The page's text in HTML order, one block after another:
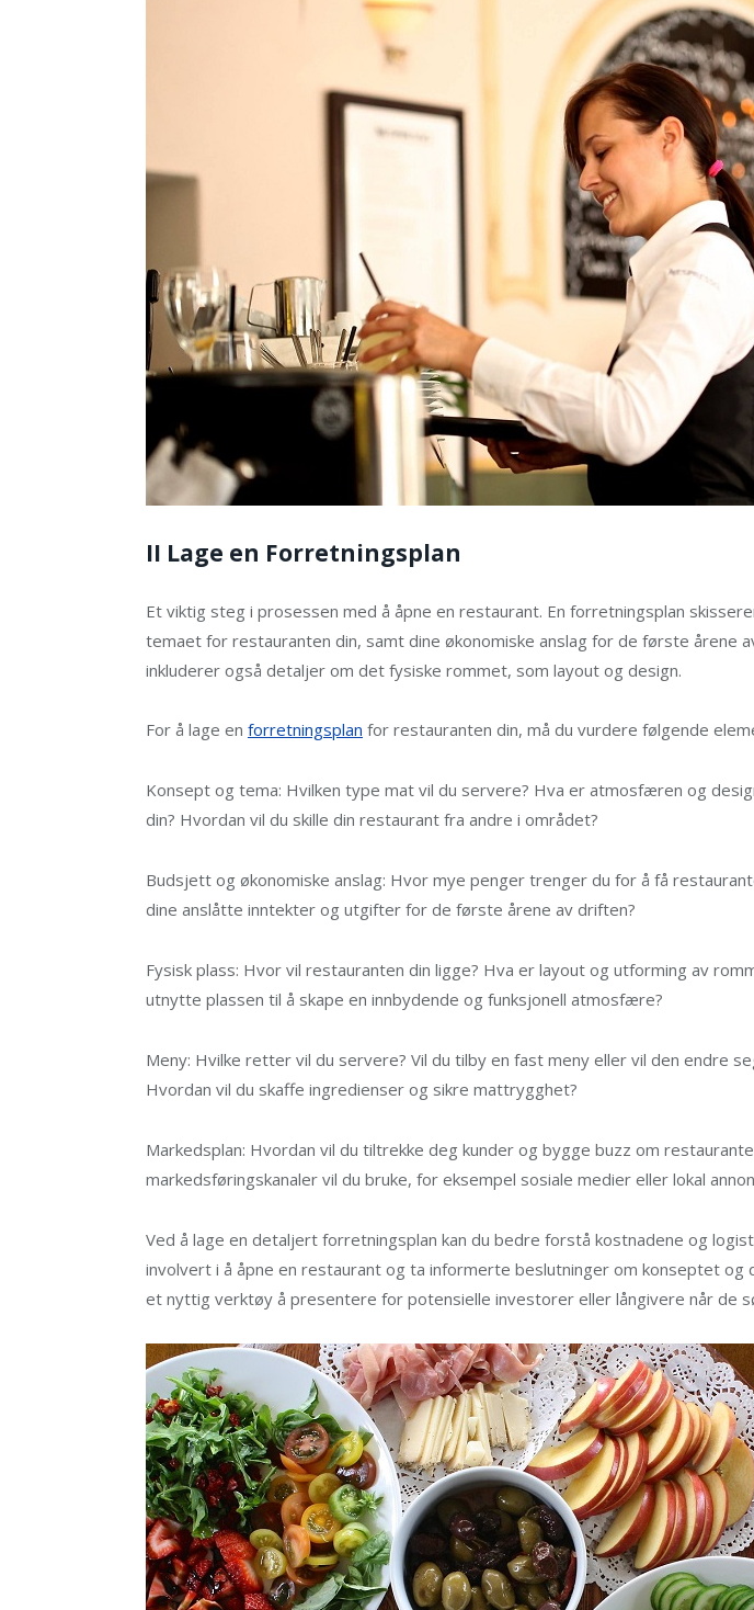
II Lage en Forretningsplan
Et viktig steg i prosessen med å åpne en restaurant. En forretningsplan
temaet for restauranten din, samt dine økonomiske anslag for de første årene
inkluderer også detaljer om det fysiske rommet, som layout og design.
For å lage en forretningsplan for restauranten din, må du vurdere følgende
Konsept og tema: Hvilken type mat vil du servere? Hva er atmosfæren og
din? Hvordan vil du skille din restaurant fra andre i området?
Budsjett og økonomiske anslag: Hvor mye penger trenger du for å få
dine anslåtte inntekter og utgifter for de første årene av driften?
Fysisk plass: Hvor vil restauranten din ligge? Hva er layout og utforming av
utnytte plassen til å skape en innbydende og funksjonell atmosfære?
Meny: Hvilke retter vil du servere? Vil du tilby en fast meny eller vil den endre
Hvordan vil du skaffe ingredienser og sikre mattrygghet?
Markedsplan: Hvordan vil du tiltrekke deg kunder og bygge buzz om
markedsføringskanaler vil du bruke, for eksempel sosiale medier eller lokal
Ved å lage en detaljert forretningsplan kan du bedre forstå kostnadene og
involvert i å åpne en restaurant og ta informerte beslutninger om konseptet og
et nyttig verktøy å presentere for potensielle investorer eller långivere når de